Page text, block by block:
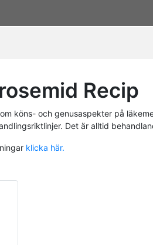
Recip
köns- och genusaspekter på
Det är alltid
klicka här.